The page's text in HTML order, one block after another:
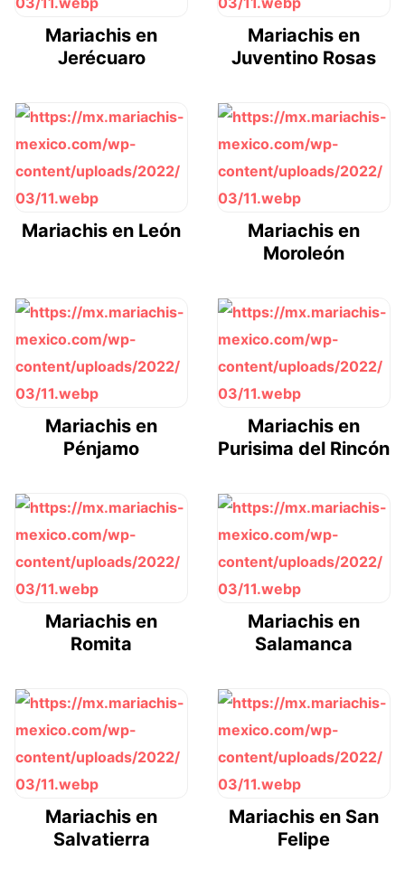
Mariachis en
Jerécuaro
Mariachis en
Juventino Rosas
Mariachis en León
Mariachis en
Moroleón
Mariachis en
Pénjamo
Mariachis en
Purisima del Rincón
Mariachis en
Romita
Mariachis en
Salamanca
Mariachis en
Salvatierra
Mariachis en San
Felipe